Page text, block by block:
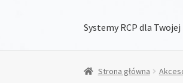
Systemy RCP dla
Strona główna
Strona główna